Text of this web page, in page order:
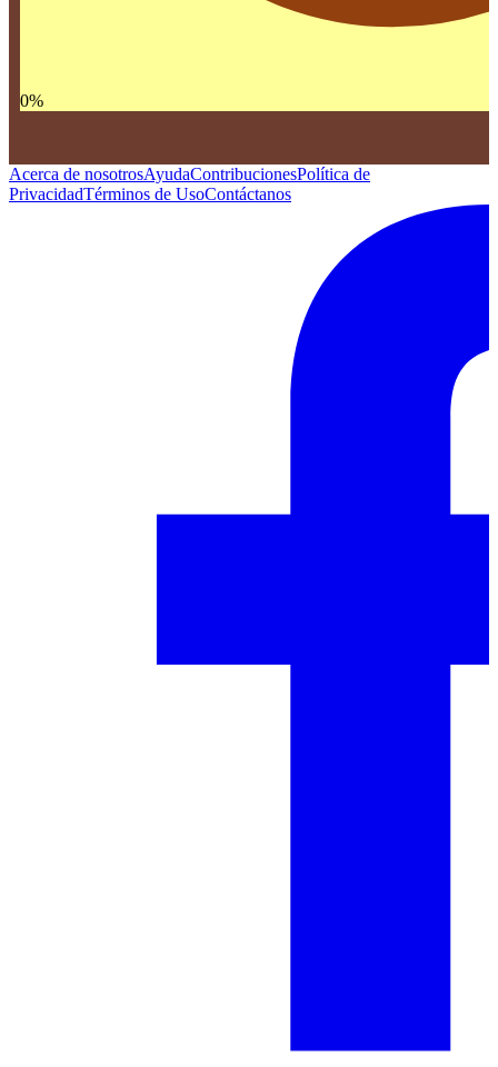
0%
Acerca de nosotrosAyudaContribucionesPolítica de
PrivacidadTérminos de UsoContáctanos